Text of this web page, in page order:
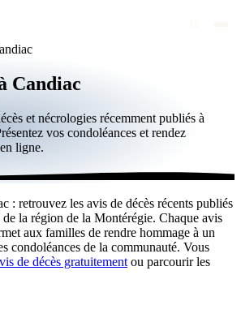
Candiac
et nécrologies récemment publiés à
vos condoléances et rendez
ligne.
: retrouvez les avis de décès récents publiés
la région de la Montérégie. Chaque avis
aux familles de rendre hommage à un
condoléances de la communauté. Vous
de décès gratuitement ou parcourir les